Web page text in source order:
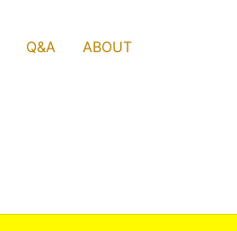
Q&A ABOUT